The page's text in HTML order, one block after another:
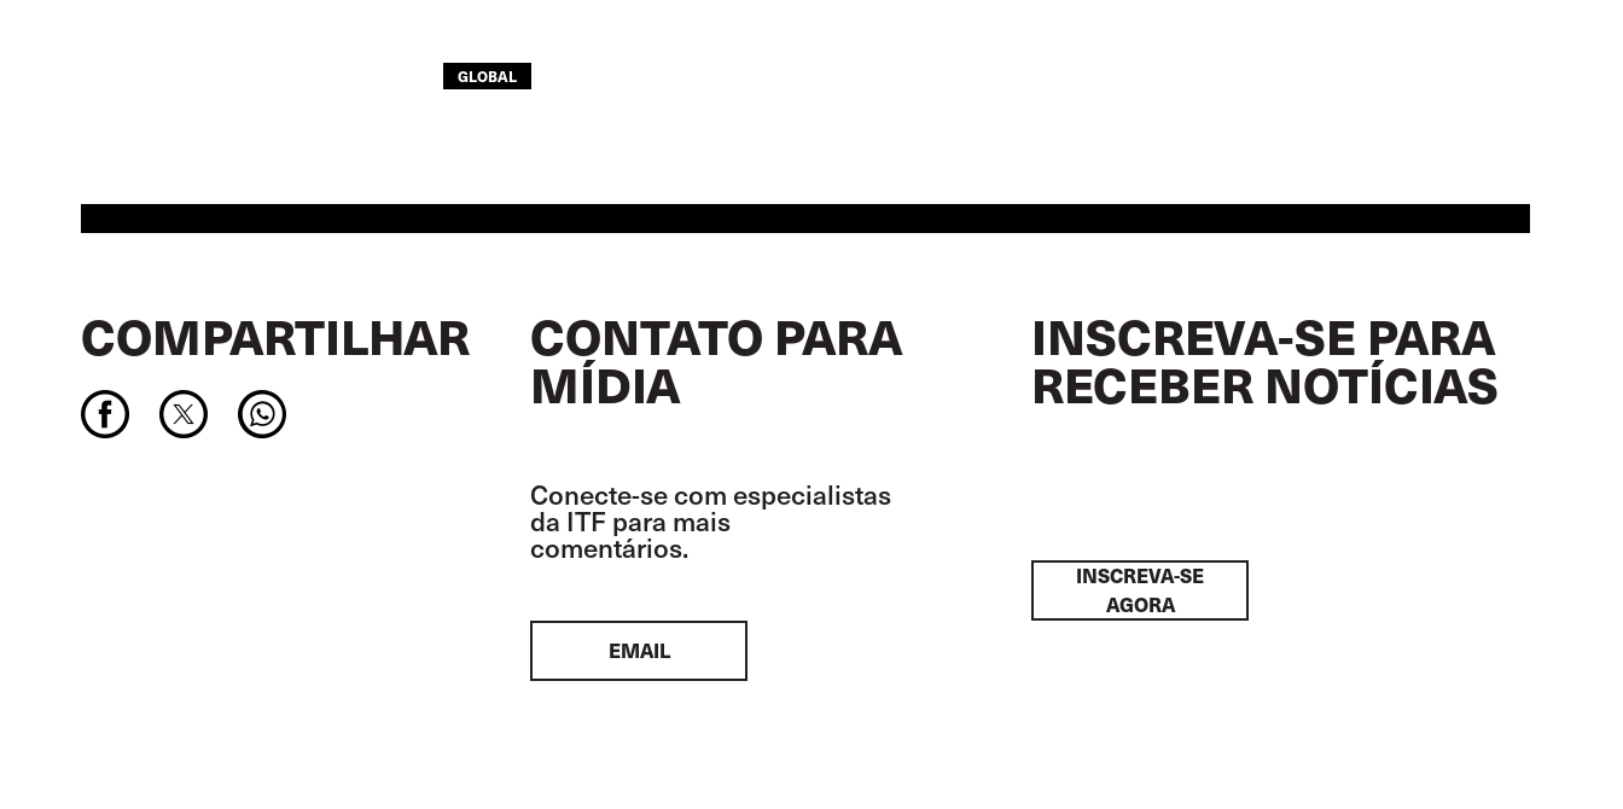
GLOBAL
COMPARTILHAR CONTATO PARA
MÍDIA
Conecte-se com especialistas
da ITF para mais
comentários.
EMAIL
INSCREVA-SE PARA
RECEBER NOTÍCIAS
INSCREVA-SE
AGORA